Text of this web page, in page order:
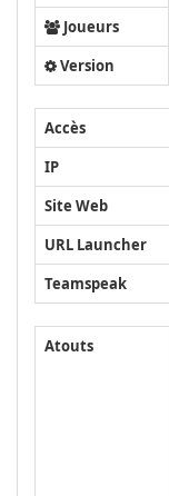
Joueurs
Version
Accès
IP
Site Web
URL Launcher
Teamspeak
Atouts